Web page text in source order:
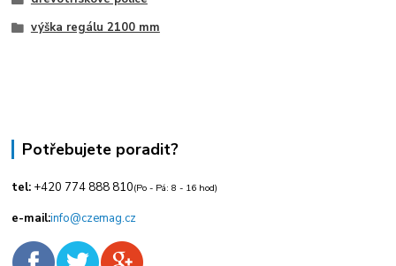
výška regálu 2100 mm
Potřebujete poradit?
tel: +420 774 888 810(Po - Pá: 8 - 16 hod)
e-mail:info@czemag.cz